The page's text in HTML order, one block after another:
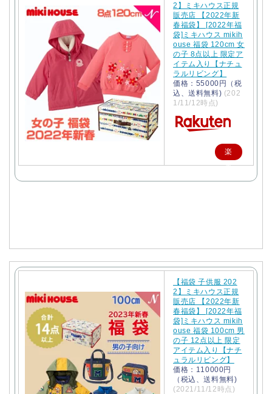
2】ミキハウス正規
販売店 【2022年新
春福袋】 [2022年福
袋]ミキハウス mikih
ouse 福袋 120cm 女
の子 8点以上 限定ア
イテム入り【ナチュ
ラルリビング】
価格：55000円（税
込、送料無料) (202
1/11/12時点)
楽
天
【福袋 子供服 202
2】ミキハウス正規
販売店 【2022年新
春福袋】 [2022年福
袋]ミキハウス mikih
ouse 福袋 100cm 男
の子 12点以上 限定
アイテム入り【ナチ
ュラルリビング】
価格：110000円
（税込、送料無料)
(2021/11/12時点)